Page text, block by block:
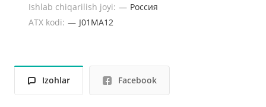
Ishlab chiqarilish joyi: — Россия
ATX kodi: — J01MA12
Izohlar Facebook